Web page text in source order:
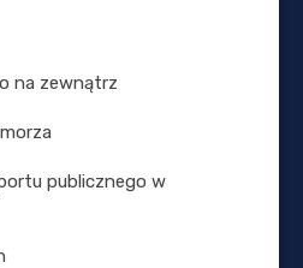
na zewnątrz
publicznego w